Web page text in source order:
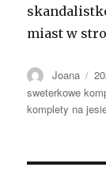
miast w
Autor
Joana
sweterkowe
komplety na